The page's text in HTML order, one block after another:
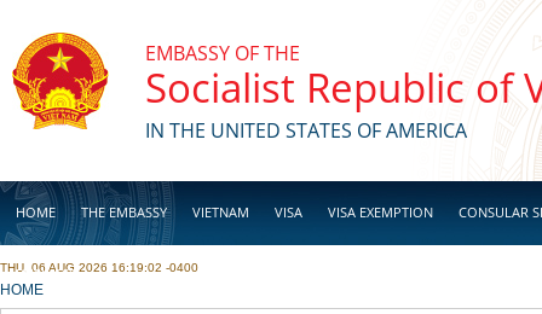
EMBASSY OF THE
Socialist Republic of
IN THE UNITED STATES OF AMERICA
HOME THE EMBASSY VIETNAM VISA VISA EXEMPTION CONSULAR
BUSINESS
THU, 06 AUG 2026 16:19:02 -0400
YOU ARE HERE
HOME